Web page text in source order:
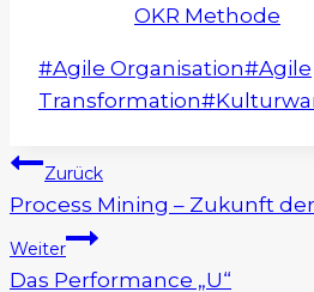
OKR Methode
Schlagworte:
#Agile Organisation#Agile
Transformation#
Beitragsnavigation
Zurück
Process Mining – Zukunft
Weiter
Das Performance „U“